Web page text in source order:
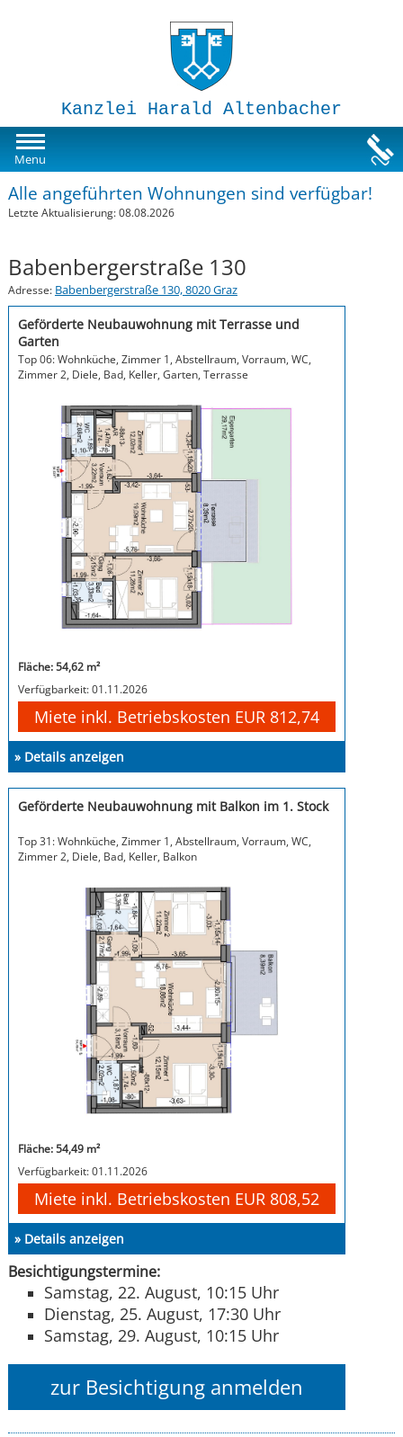
Kanzlei Harald Altenbacher
Menu
Susi-Sorglos Anlegerwohnungen
Alle angeführten Wohnungen sind verfügbar!
Letzte Aktualisierung: 08.08.2026
Babenbergerstraße 130
Adresse: Babenbergerstraße 130, 8020 Graz
Geförderte Neubauwohnung mit Terrasse und
Garten
Top 06: Wohnküche, Zimmer 1, Abstellraum, Vorraum, WC,
Zimmer 2, Diele, Bad, Keller, Garten, Terrasse
Fläche: 54,62 m²
Verfügbarkeit: 01.11.2026
Miete inkl. Betriebskosten EUR 812,74
» Details anzeigen
Geförderte Neubauwohnung mit Balkon im 1. Stock
Top 31: Wohnküche, Zimmer 1, Abstellraum, Vorraum, WC,
Zimmer 2, Diele, Bad, Keller, Balkon
Fläche: 54,49 m²
Verfügbarkeit: 01.11.2026
Miete inkl. Betriebskosten EUR 808,52
» Details anzeigen
Besichtigungstermine:
Samstag, 22. August, 10:15 Uhr
Dienstag, 25. August, 17:30 Uhr
Samstag, 29. August, 10:15 Uhr
zur Besichtigung anmelden